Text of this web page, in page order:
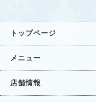
トップページ
メニュー
店舗情報